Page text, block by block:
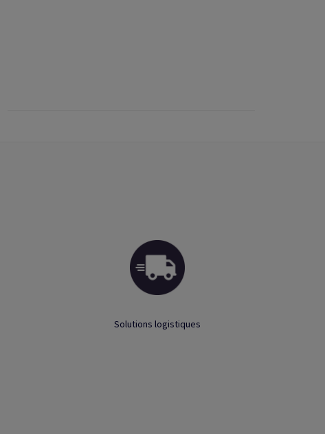
Solutions logistiques